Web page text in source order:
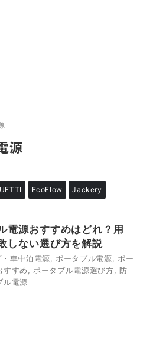
源
EcoFlow Jackery
電源おすすめはどれ？用
しない選び方を解説
車中泊電源 ポータブル電源
ポー
すすめ
ポータブル電源選び方
防
ル電源